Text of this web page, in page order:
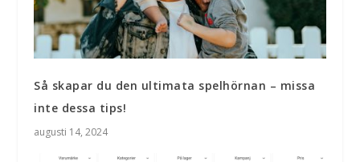
Så skapar du den ultimata spelhörnan – missa
inte dessa tips!
augusti 14, 2024